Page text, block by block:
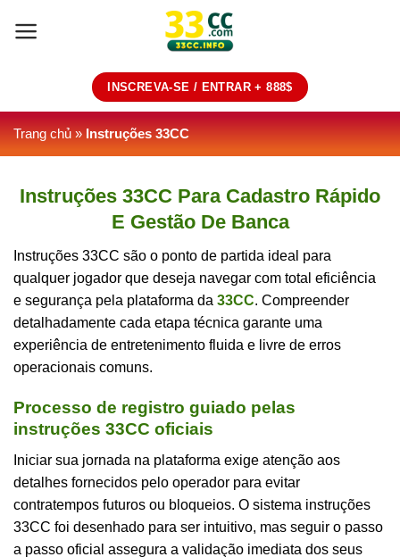
INSCREVA-SE / ENTRAR + 888$
Trang chủ » Instruções 33CC
Instruções 33CC Para Cadastro Rápido
E Gestão De Banca
Instruções 33CC são o ponto de partida ideal para
qualquer jogador que deseja navegar com total eficiência
e segurança pela plataforma da 33CC. Compreender
detalhadamente cada etapa técnica garante uma
experiência de entretenimento fluida e livre de erros
operacionais comuns.
Processo de registro guiado pelas
instruções 33CC oficiais
Iniciar sua jornada na plataforma exige atenção aos
detalhes fornecidos pelo operador para evitar
contratempos futuros ou bloqueios. O sistema instruções
33CC foi desenhado para ser intuitivo, mas seguir o passo
a passo oficial assegura a validação imediata dos seus